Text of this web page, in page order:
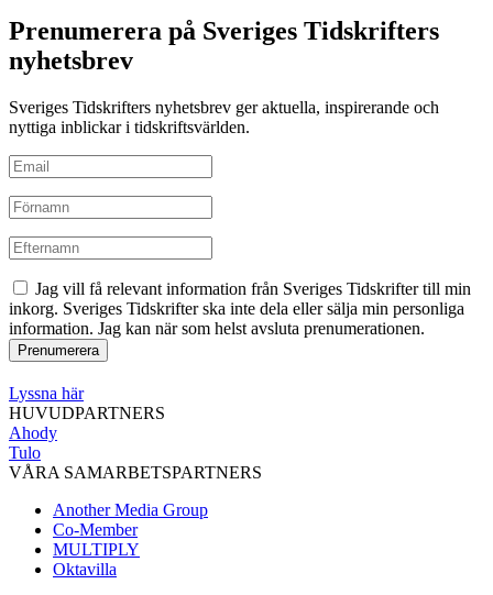
Prenumerera på Sveriges Tidskrifters
nyhetsbrev
Sveriges Tidskrifters nyhetsbrev ger aktuella, inspirerande och
nyttiga inblickar i tidskriftsvärlden.
Jag vill få relevant information från Sveriges Tidskrifter till min
inkorg. Sveriges Tidskrifter ska inte dela eller sälja min personliga
information. Jag kan när som helst avsluta prenumerationen.
Lyssna här
HUVUDPARTNERS
Ahody
Tulo
VÅRA SAMARBETSPARTNERS
Another Media Group
Co-Member
MULTIPLY
Oktavilla